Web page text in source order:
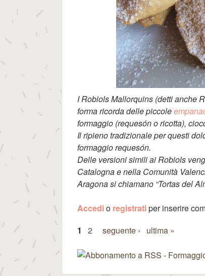
I Robiols Mallorquins (detti anche
forma ricorda delle piccole
formaggio (requesón o ricotta),
Il ripieno tradizionale per questi
formaggio requesón.
Delle versioni simili ai Robiols
Catalogna e nella Comunità
Aragona si chiamano “Tortas del
Accedio registratiper inserire
Pagine
1 2 seguente › ultima »